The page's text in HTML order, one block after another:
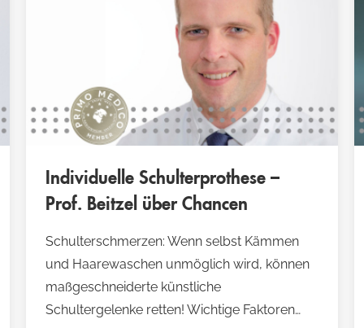
Individuelle Schulterprothese –
Prof. Beitzel über Chancen
Schulterschmerzen: Wenn selbst Kämmen
und Haarewaschen unmöglich wird, können
maßgeschneiderte künstliche
Schultergelenke retten! Wichtige Faktoren…